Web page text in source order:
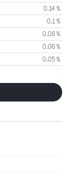
0,14 %
0,1 %
0,08 %
0,06 %
0,05 %